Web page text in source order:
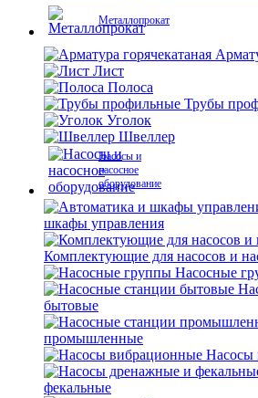
Металлопрокат
Лист
Полоса
Трубы
Уголок
Швеллер
Насосы и
насосное
оборудование
шкафы управления
Комплектующие для насосов и
Насосные
бытовые
промышленные
Насосы
фекальные